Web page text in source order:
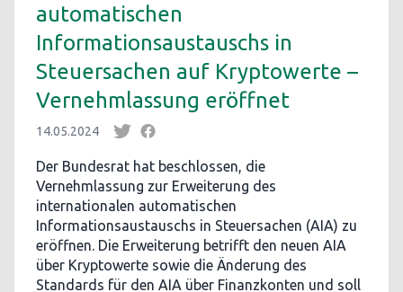
automatischen
Informationsaustauschs in
Steuersachen auf Kryptowerte –
Vernehmlassung eröffnet
14.05.2024
Der Bundesrat hat beschlossen, die
Vernehmlassung zur Erweiterung des
internationalen automatischen
Informationsaustauschs in Steuersachen (AIA) zu
eröffnen. Die Erweiterung betrifft den neuen AIA
über Kryptowerte sowie die Änderung des
Standards für den AIA über Finanzkonten und soll